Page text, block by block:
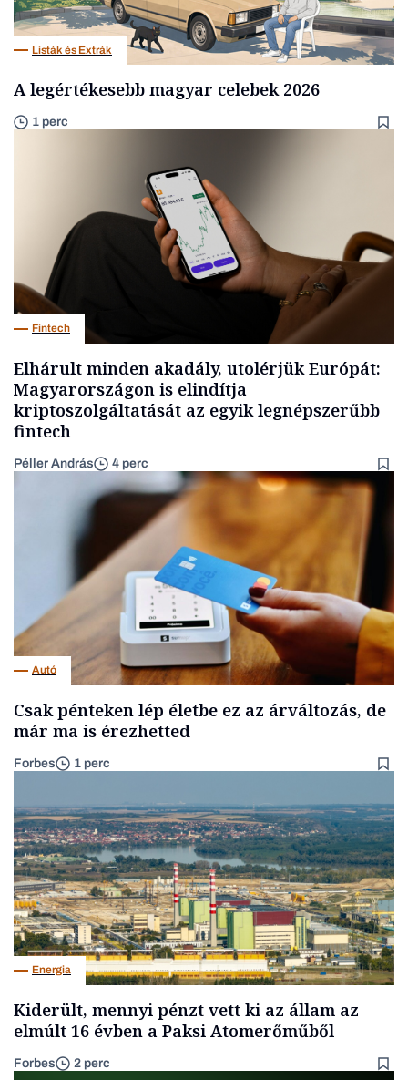
Listák és Extrák
A legértékesebb magyar celebek 2026
1 perc
Fintech
Elhárult minden akadály, utolérjük Európát:
Magyarországon is elindítja
kriptoszolgáltatását az egyik legnépszerűbb
fintech
Péller András 4 perc
Autó
Csak pénteken lép életbe ez az árváltozás, de
már ma is érezhetted
Forbes 1 perc
Energia
Kiderült, mennyi pénzt vett ki az állam az
elmúlt 16 évben a Paksi Atomerőműből
Forbes 2 perc